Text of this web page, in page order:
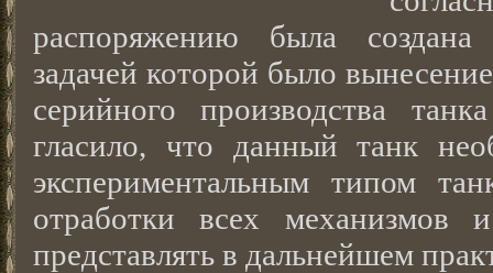
распоряжению была создана
задачей которой было
серийного производства
гласило, что данный танк
экспериментальным типом
отработки всех механизмов
представлять в дальнейшем